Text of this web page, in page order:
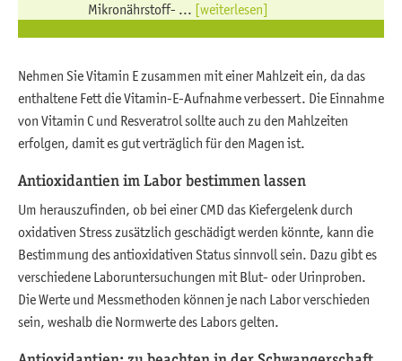
Mikronährstoff- ... [weiterlesen]
Nehmen Sie Vitamin E zusammen mit einer Mahlzeit ein, da das
enthaltene Fett die Vitamin-E-Aufnahme verbessert. Die Einnahme
von Vitamin C und Resveratrol sollte auch zu den Mahlzeiten
erfolgen, damit es gut verträglich für den Magen ist.
Antioxidantien im Labor bestimmen lassen
Um herauszufinden, ob bei einer CMD das Kiefergelenk durch
oxidativen Stress zusätzlich geschädigt werden könnte, kann die
Bestimmung des antioxidativen Status sinnvoll sein. Dazu gibt es
verschiedene Laboruntersuchungen mit Blut- oder Urinproben.
Die Werte und Messmethoden können je nach Labor verschieden
sein, weshalb die Normwerte des Labors gelten.